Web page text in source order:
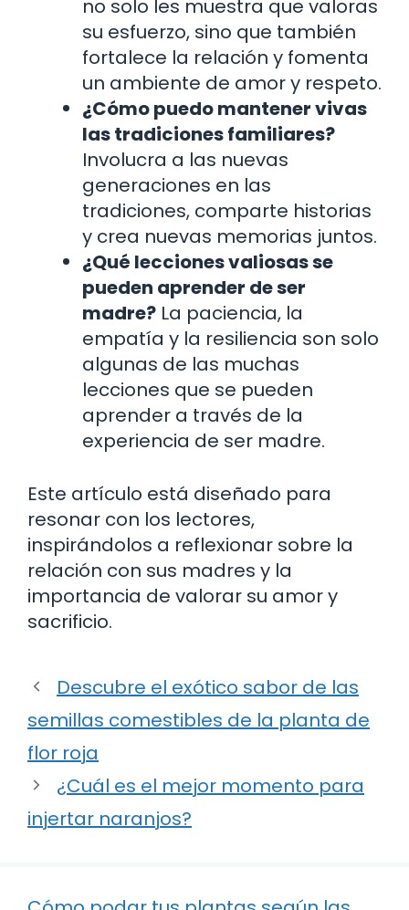
no solo les muestra que valoras
su esfuerzo, sino que también
fortalece la relación y fomenta
un ambiente de amor y respeto.
¿Cómo puedo mantener vivas
las tradiciones familiares?
Involucra a las nuevas
generaciones en las
tradiciones, comparte historias
y crea nuevas memorias juntos.
¿Qué lecciones valiosas se
pueden aprender de ser
madre? La paciencia, la
empatía y la resiliencia son solo
algunas de las muchas
lecciones que se pueden
aprender a través de la
experiencia de ser madre.
Este artículo está diseñado para
resonar con los lectores,
inspirándolos a reflexionar sobre la
relación con sus madres y la
importancia de valorar su amor y
sacrificio.
Descubre el exótico sabor de las
semillas comestibles de la planta de
flor roja
¿Cuál es el mejor momento para
injertar naranjos?